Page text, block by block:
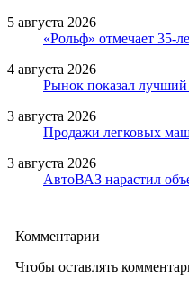
5 августа 2026
«Рольф» отмечает 35-
4 августа 2026
Рынок показал лучший
3 августа 2026
Продажи легковых
3 августа 2026
АвтоВАЗ нарастил
Комментарии
Чтобы оставлять